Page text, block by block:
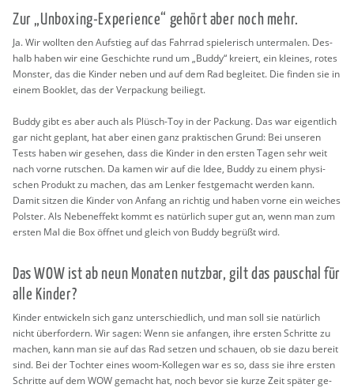
Zur „Un­boxing-Ex­pe­ri­ence“ ge­hört aber noch mehr.
Ja. Wir woll­ten den Auf­stieg auf das Fahr­rad spie­le­risch un­ter­ma­len. Des­
halb haben wir eine Ge­schich­te rund um „Buddy“ kre­iert, ein klei­nes, rotes
Mons­ter, das die Kin­der neben und auf dem Rad be­glei­tet. Die fin­den sie in
einem Book­let, das der Ver­pa­ckung bei­liegt.
Buddy gibt es aber auch als Plüsch-Toy in der Pa­ckung. Das war ei­gent­lich
gar nicht ge­plant, hat aber einen ganz prak­ti­schen Grund: Bei un­se­ren
Tests haben wir ge­se­hen, dass die Kin­der in den ers­ten Tagen sehr weit
nach vorne rut­schen. Da kamen wir auf die Idee, Buddy zu einem phy­si­
schen Pro­dukt zu ma­chen, das am Len­ker fest­ge­macht wer­den kann.
Damit sit­zen die Kin­der von An­fang an rich­tig und haben vorne ein wei­ches
Pols­ter. Als Ne­ben­ef­fekt kommt es na­tür­lich super gut an, wenn man zum
ers­ten Mal die Box öff­net und gleich von Buddy be­grü­ßt wird.
Das WOW ist ab neun Mo­na­ten nutz­bar, gilt das pau­schal für
alle Kin­der?
Kin­der ent­wi­ckeln sich ganz un­ter­schied­lich, und man soll sie na­tür­lich
nicht über­for­dern. Wir sagen: Wenn sie an­fan­gen, ihre ers­ten Schrit­te zu
ma­chen, kann man sie auf das Rad set­zen und schau­en, ob sie dazu be­reit
sind. Bei der Toch­ter eines woom-Kol­le­gen war es so, dass sie ihre ers­ten
Schrit­te auf dem WOW ge­macht hat, noch bevor sie kurze Zeit spä­ter ge­